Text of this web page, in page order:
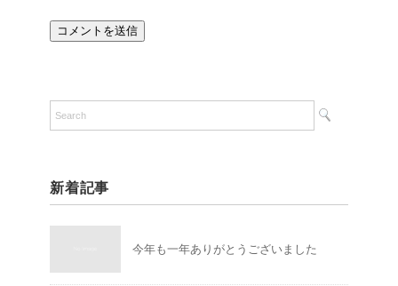
新着記事
今年も一年ありがとうございました